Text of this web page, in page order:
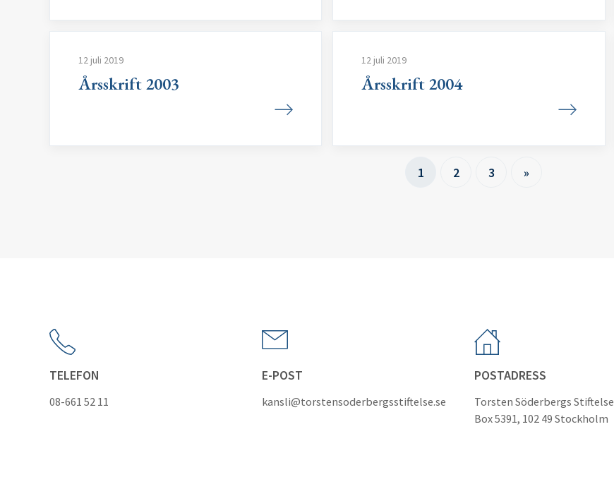
12 juli 2019
Årsskrift 2003
12 juli 2019
Årsskrift 2004
1 2 3 »
TELEFON
08-661 52 11
E-POST
kansli@torstensoderbergsstiftelse.se
POSTADRESS
Torsten Söderbergs Stiftelse
Box 5391, 102 49 Stockholm